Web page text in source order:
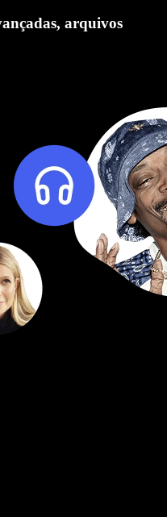
arquivos